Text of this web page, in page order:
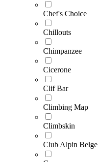
Chef's Choice
Chillouts
Chimpanzee
Cicerone
Clif Bar
Climbing Map
Climbskin
Club Alpin Belge